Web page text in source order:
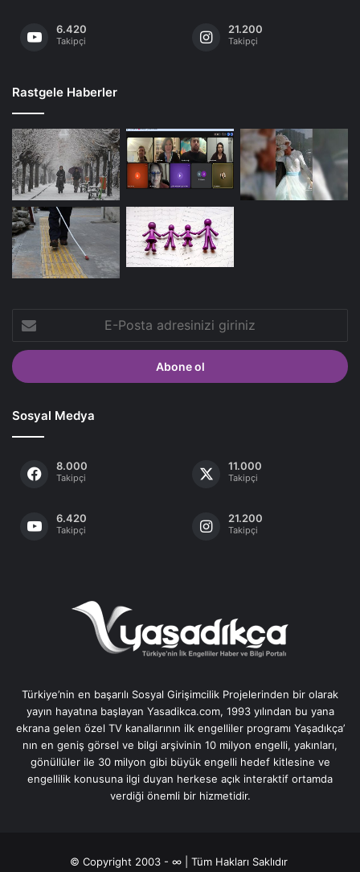
6.420
Takipçi
21.200
Takipçi
Rastgele Haberler
Posta
adresinizi
giriniz
Sosyal Medya
8.000
Takipçi
11.000
Takipçi
6.420
Takipçi
21.200
Takipçi
Türkiye’nin en başarılı Sosyal Girişimcilik Projelerinden bir olarak
yayın hayatına başlayan Yasadikca.com, 1993 yılından bu yana
ekrana gelen özel TV kanallarının ilk engelliler programı Yaşadıkça’
nın en geniş görsel ve bilgi arşivinin 10 milyon engelli, yakınları,
gönüllüler ile 30 milyon gibi büyük engelli hedef kitlesine ve
engellilik konusuna ilgi duyan herkese açık interaktif ortamda
verdiği önemli bir hizmetidir.
© Copyright 2003 - ∞ | Tüm Hakları Saklıdır